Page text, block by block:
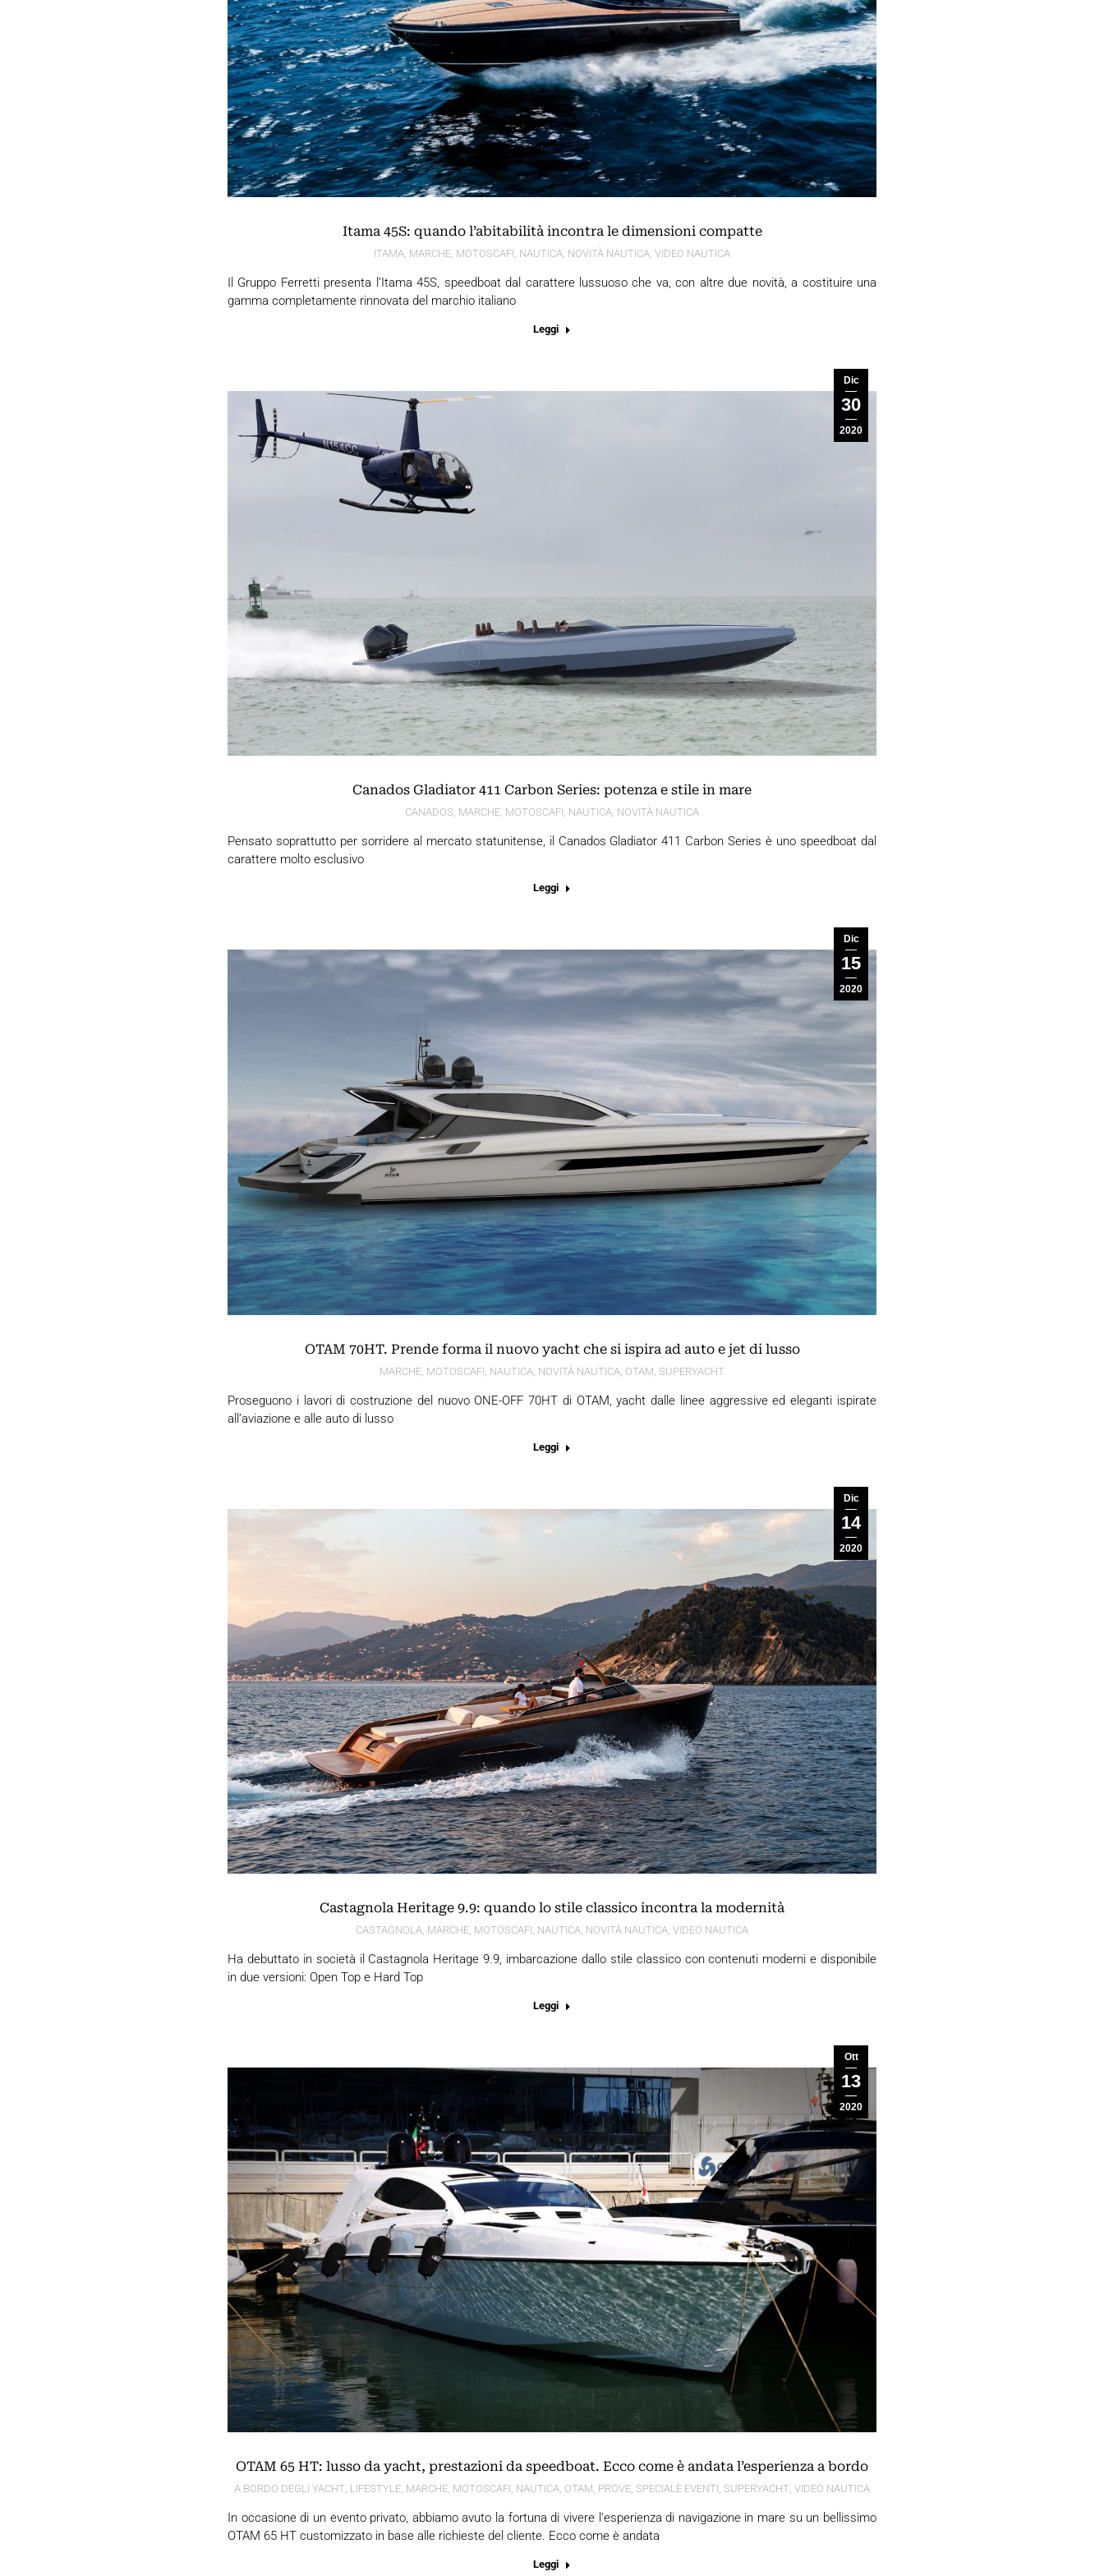
Itama 45S: quando l’abitabilità incontra le dimensioni compatte
ITAMA, MARCHE, MOTOSCAFI, NAUTICA, NOVITÀ NAUTICA, VIDEO NAUTICA
Il Gruppo Ferretti presenta l’Itama 45S, speedboat dal carattere lussuoso che va, con altre due novità, a costituire una
gamma completamente rinnovata del marchio italiano
Leggi
Dic
30
2020
Canados Gladiator 411 Carbon Series: potenza e stile in mare
CANADOS, MARCHE, MOTOSCAFI, NAUTICA, NOVITÀ NAUTICA
Pensato soprattutto per sorridere al mercato statunitense, il Canados Gladiator 411 Carbon Series è uno speedboat dal
carattere molto esclusivo
Leggi
Dic
15
2020
OTAM 70HT. Prende forma il nuovo yacht che si ispira ad auto e jet di lusso
MARCHE MOTOSCAFI NAUTICA NOVITÀ NAUTICA OTAM SUPERYACHT
Proseguono i lavori di costruzione del nuovo ONE-OFF 70HT di OTAM, yacht dalle linee aggressive ed eleganti ispirate
all’aviazione e alle auto di lusso
Leggi
Dic
14
2020
Castagnola Heritage 9.9: quando lo stile classico incontra la modernità
CASTAGNOLA MARCHE MOTOSCAFI NAUTICA NOVITÀ NAUTICA VIDEO NAUTICA
Ha debuttato in società il Castagnola Heritage 9.9, imbarcazione dallo stile classico con contenuti moderni e disponibile
in due versioni: Open Top e Hard Top
Leggi
Ott
13
2020
OTAM 65 HT: lusso da yacht, prestazioni da speedboat. Ecco come è andata l’esperienza a bordo
A BORDO DEGLI YACHT, LIFESTYLE, MARCHE, MOTOSCAFI, NAUTICA, OTAM, PROVE, SPECIALE EVENTI, SUPERYACHT, VIDEO NAUTICA
In occasione di un evento privato, abbiamo avuto la fortuna di vivere l’esperienza di navigazione in mare su un bellissimo
OTAM 65 HT customizzato in base alle richieste del cliente. Ecco come è andata
Leggi